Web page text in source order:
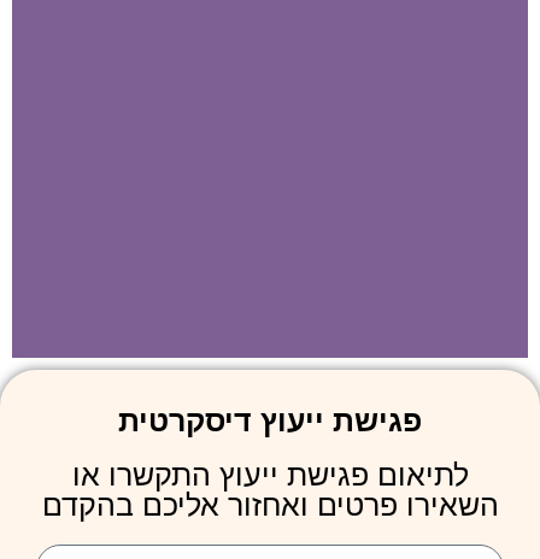
לילך הירש-אופיר עו"ד
ומגשרת דיני משפחה
לקבלת ייעוץ מהיר
פגישת ייעוץ דיסקרטית
לתיאום פגישת ייעוץ התקשרו או
השאירו פרטים ואחזור אליכם בהקדם